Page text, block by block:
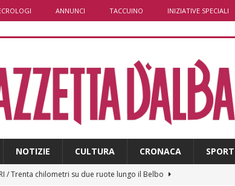
ANNUNCI TACCUINO INIZIATIVE SPECIALI
NOTIZIE CULTURA CRONACA SPORT
/ Trenta chilometri su due ruote lungo il Belbo